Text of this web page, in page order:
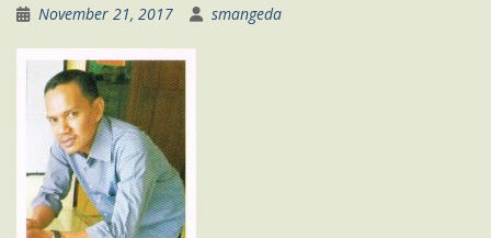
November 21, 2017 smangeda